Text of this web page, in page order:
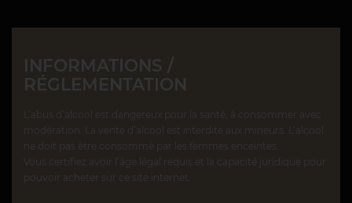
INFORMATIONS /
RÉGLEMENTATION